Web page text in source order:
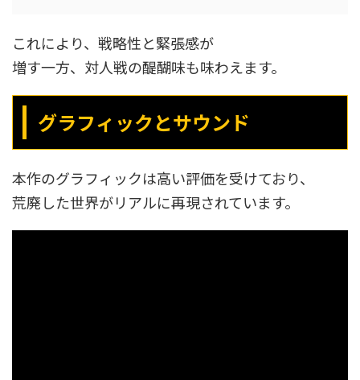
これにより、戦略性と緊張感が
増す一方、対人戦の醍醐味も味わえます。
グラフィックとサウンド
本作のグラフィックは高い評価を受けており、
荒廃した世界がリアルに再現されています。